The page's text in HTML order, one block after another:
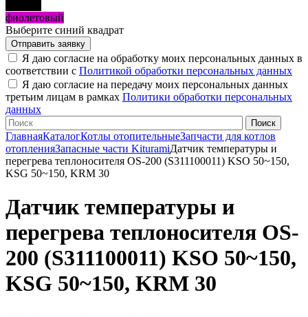
фиолетовый
Выберите синий квадрат
Я даю согласие на обработку моих персональных данных в
соответствии с Политикой обработки персональных данных
Я даю согласие на передачу моих персональных данных
третьим лицам в рамках Политики обработки персональных
данных
ГлавнаяКаталогКотлы отопительныеЗапчасти для котлов
отопленияЗапасные части KituramiДатчик температуры и
перегрева теплоносителя OS-200 (S311100011) KSO 50~150,
KSG 50~150, KRM 30
Датчик температуры и
перегрева теплоносителя OS-
200 (S311100011) KSO 50~150,
KSG 50~150, KRM 30